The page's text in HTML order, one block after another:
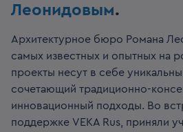
Леонидовым.
Архитектурное бюро Романа
самых известных и опытных на
проекты несут в себе
сочетающий традиционно-
инновационный подходы. Во
поддержке VEKA Rus, приняли